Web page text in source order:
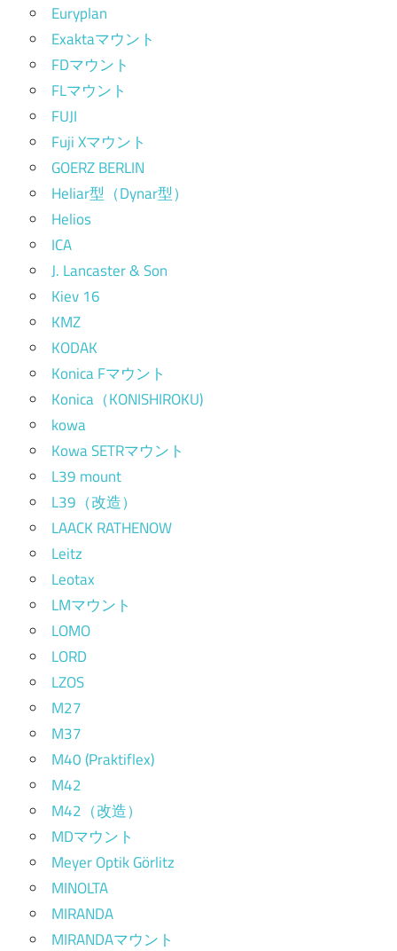
Euryplan
Exaktaマウント
FDマウント
FLマウント
FUJI
Fuji Xマウント
GOERZ BERLIN
Heliar型（Dynar型）
Helios
ICA
J. Lancaster & Son
Kiev 16
KMZ
KODAK
Konica Fマウント
Konica（KONISHIROKU)
kowa
Kowa SETRマウント
L39 mount
L39（改造）
LAACK RATHENOW
Leitz
Leotax
LMマウント
LOMO
LORD
LZOS
M27
M37
M40 (Praktiflex)
M42
M42（改造）
MDマウント
Meyer Optik Görlitz
MINOLTA
MIRANDA
MIRANDAマウント